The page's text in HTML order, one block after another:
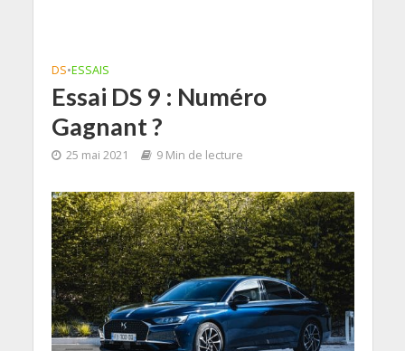
DS•ESSAIS
Essai DS 9 : Numéro
Gagnant ?
25 mai 2021 9 Min de lecture